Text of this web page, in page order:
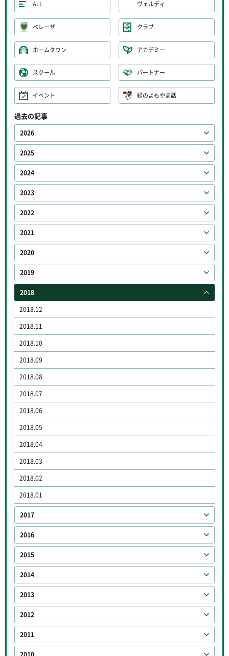
ALL ヴェルディ
ベレーザ クラブ
ホームタウン アカデミー
スクール パートナー
イベント 緑のよもやま話
過去の記事
2026
2025
2024
2023
2022
2021
2020
2019
2018
2018.12
2018.11
2018.10
2018.09
2018.08
2018.07
2018.06
2018.05
2018.04
2018.03
2018.02
2018.01
2017
2016
2015
2014
2013
2012
2011